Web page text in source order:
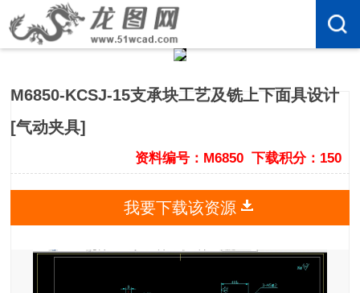
M6850-KCSJ-15支承块工艺及铣上下面具设计
[气动夹具]
下载积分：150
资料编号：M6850
我要下载该资源